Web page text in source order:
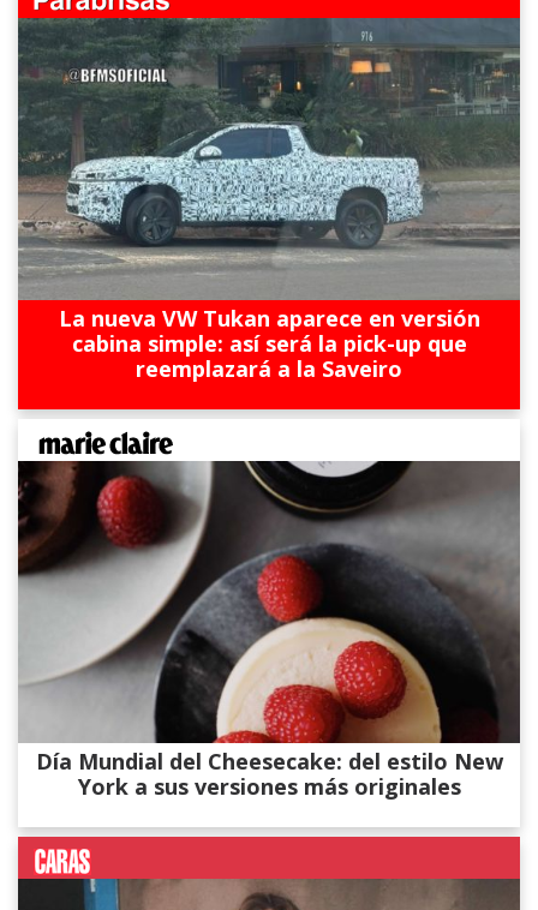
La nueva VW Tukan aparece en versión
cabina simple: así será la pick-up que
reemplazará a la Saveiro
Día Mundial del Cheesecake: del estilo New
York a sus versiones más originales